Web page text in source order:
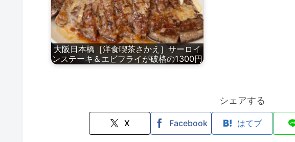
大阪日本橋［洋食喫茶さかえ］サーロイ
ンステーキ＆エビフライが破格の1300円
シェアする
X Facebook はてブ